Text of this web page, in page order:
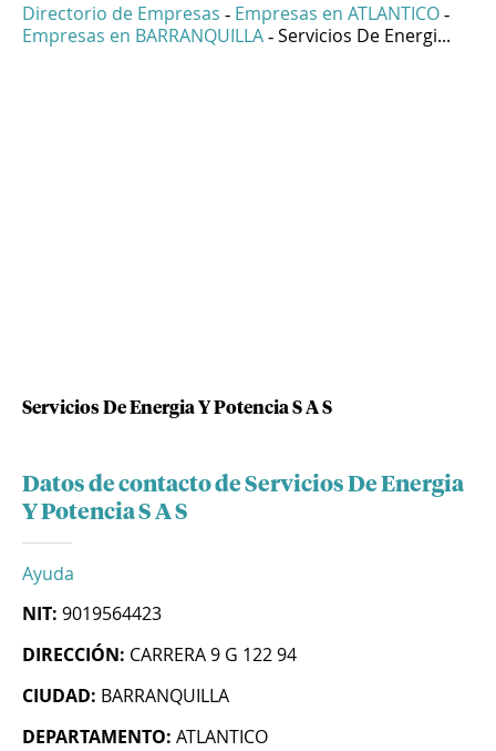
Directorio de Empresas - Empresas en ATLANTICO -
Empresas en BARRANQUILLA - Servicios De Energi...
Servicios De Energia Y Potencia S A S
Datos de contacto de Servicios De Energia
Y Potencia S A S
Ayuda
NIT: 9019564423
DIRECCIÓN: CARRERA 9 G 122 94
CIUDAD: BARRANQUILLA
DEPARTAMENTO: ATLANTICO